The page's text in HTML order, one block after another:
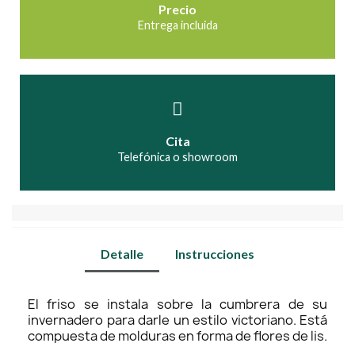
Precio
Entrega incluida
Cita
Telefónica o showroom
Detalle Instrucciones
El friso se instala sobre la cumbrera de su
invernadero para darle un estilo victoriano. Está
compuesta de molduras en forma de flores de lis.